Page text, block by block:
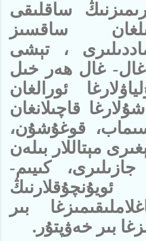
ساقلىقى
ساقسىز
، تېشى
غال- غال ھەر خىل
ئورالغان
قاچىلانغان
قوغۇشۇن،
مېتاللار بىلەن
كىيىم-
بىر
بىر خەۋپتۇر.